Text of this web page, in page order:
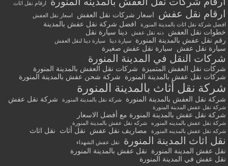
ارقام نقل اثاث
ارقام نقل عفش اسعار شركات نقل العفش
اسعار نقل العفش
افضل شركة نقل اثاث بالمدينة المنورة
افضل شركة نقل عفش بالمدينة
خطوات نقل العفش
دنه نقل عفش
دينا سيارة نقل
رقم نقل عفش بالمدينة المنورة
سيارة دينا سيارة دينا لنقل العفش
سيارة نقل عفش سيارة نقل عفش صغيرة
شركات النقل في المدينة المنورة
شركات نقل العفش المتميزة
شركات نقل العفش بالمدينة المنورة
شركات نقل عفش بالمدينة المنورة
شركة شحن عفش بالمدينة المنورة
شركة نقل أثاث بالمدينة المنورة
شركة نقل العفش بالمدينة المنورة شركة نقل بالمدينة المنورة شركة نقل عفش
شركة نقل عفش المدينة المنورة
شركة نقل عفش بالمدينة المنورة مع أفضل الاسعار
شركة نقل عفش بالمدينه المنوره
شركه نقل عفش بالمدينة المنورة
شركه نقل عفش بالمدينه المنورة
مصاريف نقل عفش نقل أثاث نقل اثاث
نقل اثاث المدينة المنورة نقل عفش الشهداء
نقل عفش المدينة المنورة
نقل عفش بالمدينة المنورة
نقل عفش في المدينة المنورة